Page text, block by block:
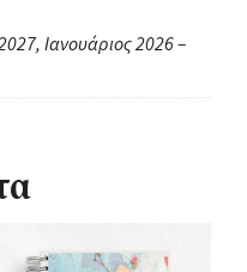
Ιανουάριος 2026 –